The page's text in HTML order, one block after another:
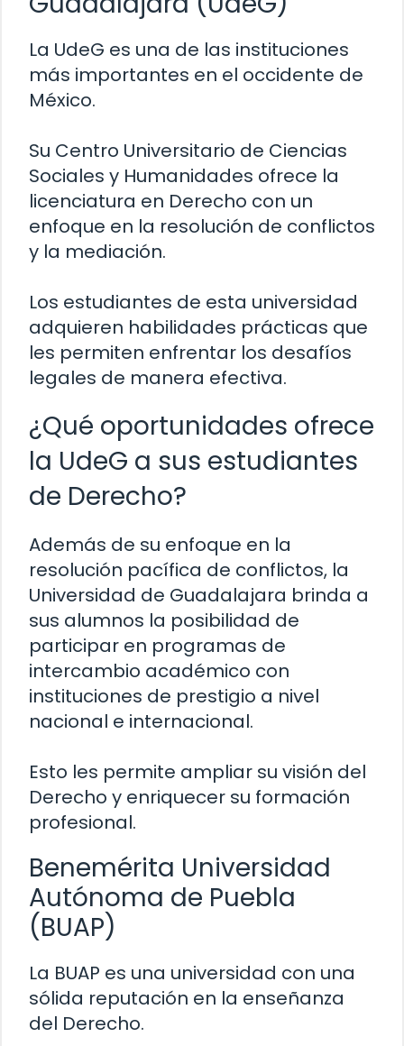
La UdeG es una de las instituciones
más importantes en el occidente de
México.
Su Centro Universitario de Ciencias
Sociales y Humanidades ofrece la
licenciatura en Derecho con un
enfoque en la resolución de conflictos
y la mediación.
Los estudiantes de esta universidad
adquieren habilidades prácticas que
les permiten enfrentar los desafíos
legales de manera efectiva.
¿Qué oportunidades ofrece
la UdeG a sus estudiantes
de Derecho?
Además de su enfoque en la
resolución pacífica de conflictos, la
Universidad de Guadalajara brinda a
sus alumnos la posibilidad de
participar en programas de
intercambio académico con
instituciones de prestigio a nivel
nacional e internacional.
Esto les permite ampliar su visión del
Derecho y enriquecer su formación
profesional.
Benemérita Universidad
Autónoma de Puebla
(BUAP)
La BUAP es una universidad con una
sólida reputación en la enseñanza
del Derecho.